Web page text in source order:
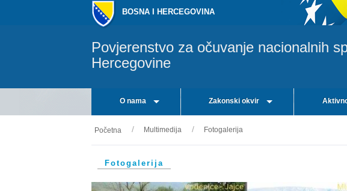
BOSNA I HERCEGOVINA
Povjerenstvo za očuvanje nacionalnih
Hercegovine
O nama Zakonski okvir
Početna Multimedija Fotogalerija
Fotogalerija